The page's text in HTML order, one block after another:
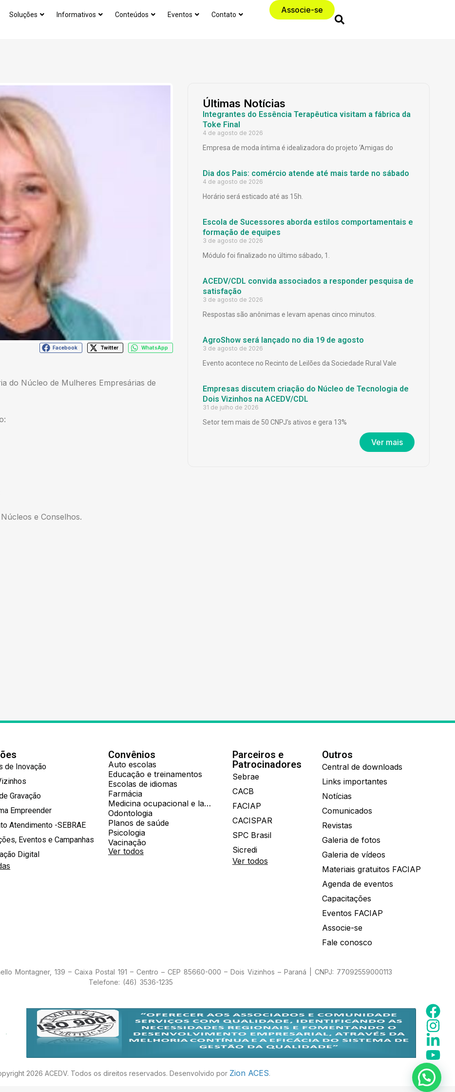
Soluções Informativos Conteúdos Eventos Contato Associe-se
Facebook Twitter WhatsApp
do Núcleo de Mulheres Empresárias de
e Conselhos.
Últimas Notícias
Integrantes do Essência Terapêutica visitam a fábrica da
Toke Final
4 de agosto de 2026
Empresa de moda íntima é idealizadora do projeto ‘Amigas do
Dia dos Pais: comércio atende até mais tarde no sábado
4 de agosto de 2026
Horário será esticado até as 15h.
Escola de Sucessores aborda estilos comportamentais e
formação de equipes
3 de agosto de 2026
Módulo foi finalizado no último sábado, 1.
ACEDV/CDL convida associados a responder pesquisa de
satisfação
3 de agosto de 2026
Respostas são anônimas e levam apenas cinco minutos.
AgroShow será lançado no dia 19 de agosto
3 de agosto de 2026
Evento acontece no Recinto de Leilões da Sociedade Rural Vale
Empresas discutem criação do Núcleo de Tecnologia de
Dois Vizinhos na ACEDV/CDL
31 de julho de 2026
Setor tem mais de 50 CNPJ’s ativos e gera 13%
Ver mais
de Inovação
Gravação
Empreender
Atendimento -SEBRAE
Eventos e Campanhas
Digital
Convênios
Auto escolas
Educação e treinamentos
Escolas de idiomas
Farmácia
Medicina ocupacional e laboratorial
Odontologia
Planos de saúde
Psicologia
Vacinação
Ver todos
Parceiros e
Patrocinadores
Sebrae
CACB
FACIAP
CACISPAR
SPC Brasil
Sicredi
Ver todos
Outros
Central de downloads
Links importantes
Notícias
Comunicados
Revistas
Galeria de fotos
Galeria de vídeos
Materiais gratuitos FACIAP
Agenda de eventos
Capacitações
Eventos FACIAP
Associe-se
Fale conosco
Montagner, 139 – Caixa Postal 191 – Centro – CEP 85660-000 – Dois Vizinhos – Paraná | CNPJ: 77092559000113
Telefone: (46) 3536-1235
2026 ACEDV. Todos os direitos reservados. Desenvolvido por Zion ACES.